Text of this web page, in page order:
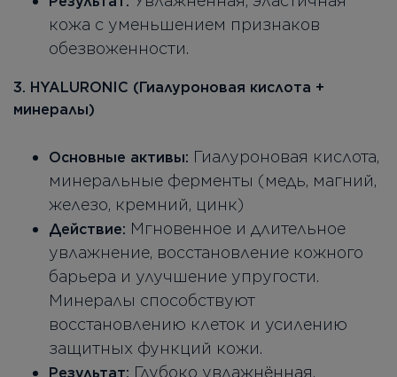
кожа с уменьшением признаков
обезвоженности.
3. HYALURONIC (Гиалуроновая кислота +
минералы)
Основные активы: Гиалуроновая кислота,
минеральные ферменты (медь, магний,
железо, кремний, цинк)
Действие: Мгновенное и длительное
увлажнение, восстановление кожного
барьера и улучшение упругости.
Минералы способствуют
восстановлению клеток и усилению
защитных функций кожи.
Результат: Глубоко увлажнённая,